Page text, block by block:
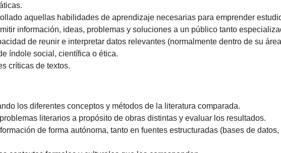
aquellas habilidades de aprendizaje necesarias para emprender
información, ideas, problemas y soluciones a un público tanto
de reunir e interpretar datos relevantes (normalmente dentro de su
índole social, científica o ética.
críticas de textos.
los diferentes conceptos y métodos de la literatura comparada.
literarios a propósito de obras distintas y evaluar los resultados.
de forma autónoma, tanto en fuentes estructuradas (bases de